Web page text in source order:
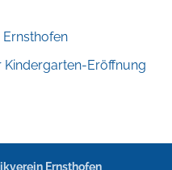
Ernsthofen
Eröffnung
Ernsthofen